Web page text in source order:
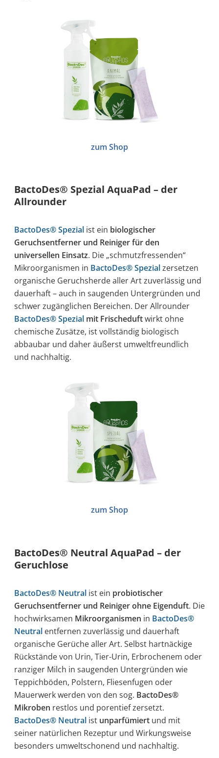
zum Shop
BactoDes® Spezial AquaPad – der
Allrounder
BactoDes® Spezial ist ein biologischer
Geruchsentferner und Reiniger für den
universellen Einsatz. Die „schmutzfressenden“
Mikroorganismen in BactoDes® Spezialzersetzen
organische Geruchsherde aller Art zuverlässig und
dauerhaft – auch in saugenden Untergründen und
schwer zugänglichen Bereichen. Der Allrounder
BactoDes® Spezial mit Frischeduftwirkt ohne
chemische Zusätze, ist vollständig biologisch
abbaubar und daher äußerst umweltfreundlich
und nachhaltig.
zum Shop
BactoDes® Neutral AquaPad – der
Geruchlose
BactoDes® Neutral ist ein probiotischer
Geruchsentferner und Reiniger ohne Eigenduft. Die
hochwirksamen Mikroorganismen in BactoDes®
Neutral entfernen zuverlässig und dauerhaft
organische Gerüche aller Art. Selbst hartnäckige
Rückstände von Urin, Tier-Urin, Erbrochenem oder
ranziger Milch in saugenden Untergründen wie
Teppichböden, Polstern, Fliesenfugen oder
Mauerwerk werden von den sog. BactoDes®
Mikroben restlos und porentief zersetzt.
BactoDes® Neutral ist unparfümiert und mit
seiner natürlichen Rezeptur und Wirkungsweise
besonders umweltschonend und nachhaltig.